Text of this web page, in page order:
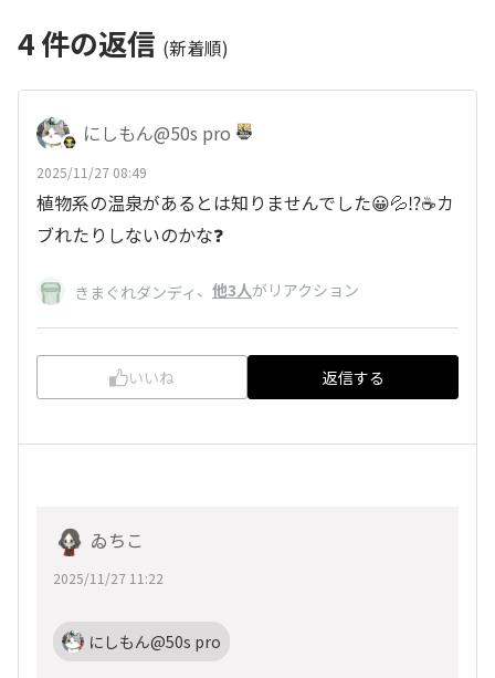
4件の返信 (新着順)
にしもん@50s pro
2025/11/27 08:49
植物系の温泉があるとは知りませんでした😀💦⁉️☕カ
ブれたりしないのかな❓️
きまぐれダンディ 、 他3人がリアクション
いいね 返信する
ゐちこ
2025/11/27 11:22
にしもん@50s pro